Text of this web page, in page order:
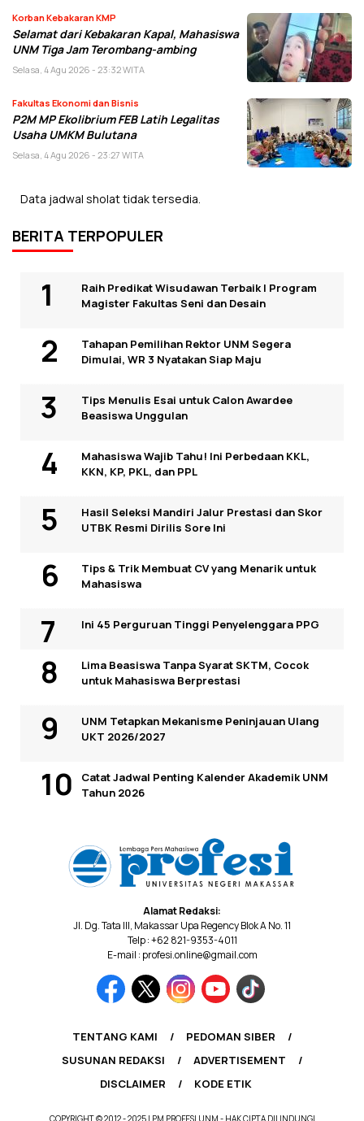
Korban Kebakaran KMP
Selamat dari Kebakaran Kapal, Mahasiswa
UNM Tiga Jam Terombang-ambing
Selasa, 4 Agu 2026 - 23:32 WITA
Fakultas Ekonomi dan Bisnis
P2M MP Ekolibrium FEB Latih Legalitas
Usaha UMKM Bulutana
Selasa, 4 Agu 2026 - 23:27 WITA
Data jadwal sholat tidak tersedia.
BERITA TERPOPULER
Raih Predikat Wisudawan Terbaik I Program
Magister Fakultas Seni dan Desain
Tahapan Pemilihan Rektor UNM Segera
Dimulai, WR 3 Nyatakan Siap Maju
Tips Menulis Esai untuk Calon Awardee
Beasiswa Unggulan
Mahasiswa Wajib Tahu! Ini Perbedaan KKL,
KKN, KP, PKL, dan PPL
Hasil Seleksi Mandiri Jalur Prestasi dan Skor
UTBK Resmi Dirilis Sore Ini
Tips & Trik Membuat CV yang Menarik untuk
Mahasiswa
Ini 45 Perguruan Tinggi Penyelenggara PPG
Lima Beasiswa Tanpa Syarat SKTM, Cocok
untuk Mahasiswa Berprestasi
UNM Tetapkan Mekanisme Peninjauan Ulang
UKT 2026/2027
Catat Jadwal Penting Kalender Akademik UNM
Tahun 2026
Alamat Redaksi:
Jl. Dg. Tata III, Makassar Upa Regency Blok A No. 11
Telp : +62 821-9353-4011
E-mail : profesi.online@gmail.com
TENTANG KAMI
PEDOMAN SIBER
SUSUNAN REDAKSI
ADVERTISEMENT
DISCLAIMER
KODE ETIK